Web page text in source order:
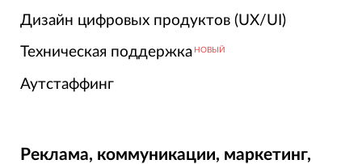
Дизайн цифровых продуктов (UX/UI)
Техническая поддержка НОВЫЙ
Аутстаффинг
Реклама, коммуникации, маркетинг,